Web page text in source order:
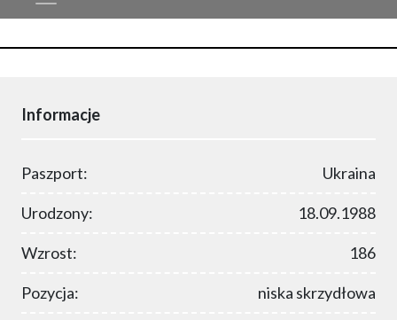
Informacje
Paszport: Ukraina
Urodzony: 18.09.1988
Wzrost: 186
Pozycja: niska skrzydłowa